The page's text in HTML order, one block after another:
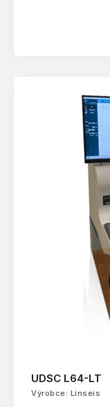
UDSC L64-LT
Výrobce: Linseis